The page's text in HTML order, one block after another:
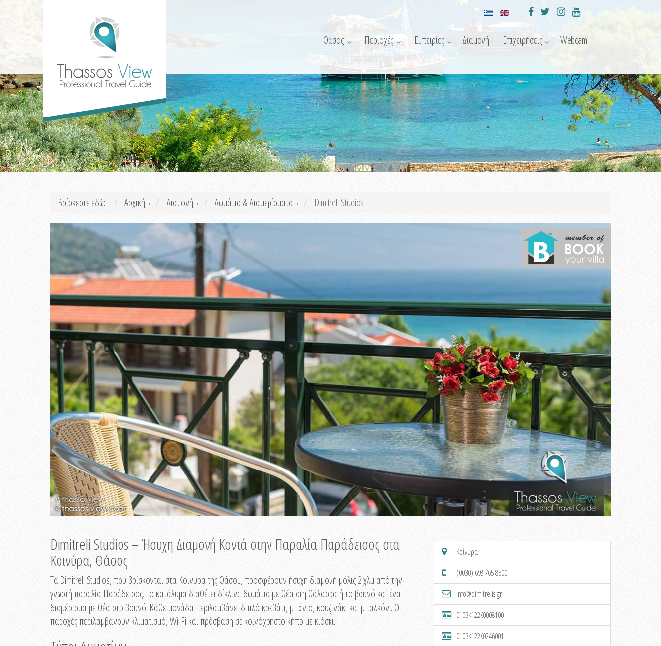
Θάσος Περιοχές Εμπειρίες Διαμονή Επιχειρήσεις Webcam
Βρίσκεστε εδώ: Αρχική Διαμονή Δωμάτια & Διαμερίσματα Dimitreli Studios
Dimitreli Studios – Ήσυχη Διαμονή Κοντά στην Παραλία Παράδεισος στα
Κοινύρα, Θάσος
Τα Dimitreli Studios, που βρίσκονται στα Κοινυρα της Θάσου, προσφέρουν ήσυχη διαμονή μόλις 2 χλμ από την
γνωστή παραλία Παράδεισος. Το κατάλυμα διαθέτει δίκλινα δωμάτια με θέα στη θάλασσα ή το βουνό και ένα
διαμέρισμα με θέα στο βουνό. Κάθε μονάδα περιλαμβάνει διπλό κρεβάτι, μπάνιο, κουζινάκι και μπαλκόνι. Οι
παροχές περιλαμβάνουν κλιματισμό, Wi-Fi και πρόσβαση σε κοινόχρηστο κήπο με κιόσκι.
Κοίνυρα
(0030) 698 765 8500
info@dimitrelis.gr
0103K122K0008100
0103K122K0246001